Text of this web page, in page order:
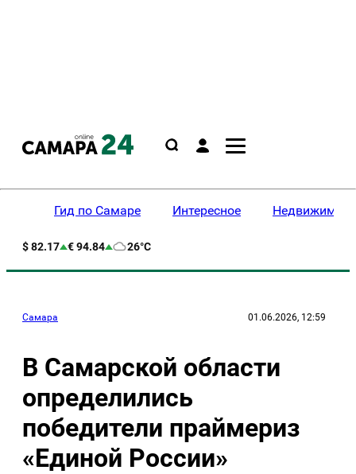
Гид по Самаре Интересное
$ 82.17 € 94.84 26°C
Самара 01.06.2026, 12:59
В Самарской области
определились
победители праймериз
«Единой России»